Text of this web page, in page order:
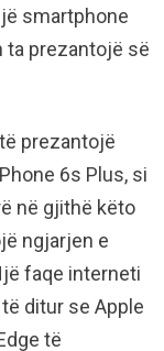
smartphone
ta prezantojë së
prezantojë
6s Plus, si
në gjithë këto
ngjarjen e
faqe interneti
ditur se Apple
të